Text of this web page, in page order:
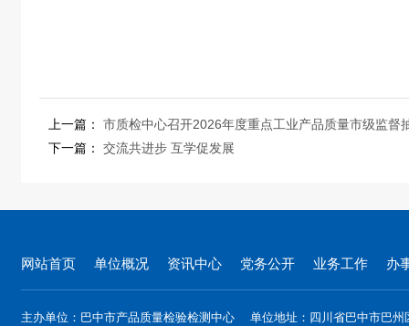
上一篇： 市质检中心召开2026年度重点工业产品质量市级监督
下一篇： 交流共进步 互学促发展
网站首页 单位概况 资讯中心 党务公开 业务工作 办
主办单位：巴中市产品质量检验检测中心
单位地址：四川省巴中市巴